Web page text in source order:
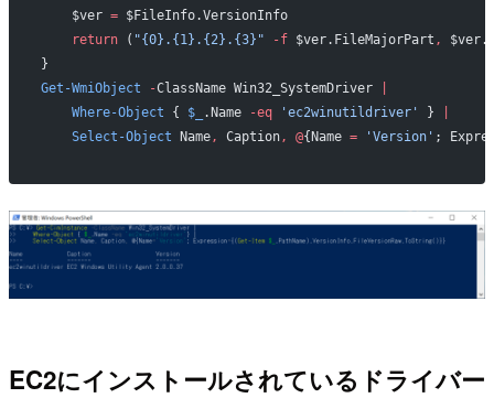
    $ver
= $FileInfo.VersionInfo
    return
( "{0}.{1}.{2}.{3}" -f $ver.FileMajorPart ,
}
Get-WmiObject -ClassName Win32_SystemDriver
    Where-Object
{ $_ .Name -eq 'ec2winutildriver' }
    Select-Object
Name, Caption, @{Name = 'Version' ;
EC2にインストールされているドライバー